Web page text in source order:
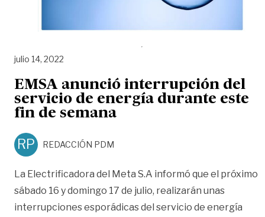
julio 14, 2022
EMSA anunció interrupción del
servicio de energía durante este
fin de semana
RP REDACCIÓN PDM
La Electrificadora del Meta S.A informó que el próximo
sábado 16 y domingo 17 de julio, realizarán unas
interrupciones esporádicas del servicio de energía